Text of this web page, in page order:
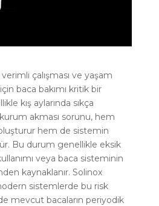
çalışması ve yaşam
baca bakımı kritik bir
kış aylarında sıkça
kurum akması sorunu, hem
hem de sistemin
Bu durum genellikle eksik
veya baca sisteminin
kaynaklanır. Solinox
sistemlerde bu risk
mevcut bacaların periyodik